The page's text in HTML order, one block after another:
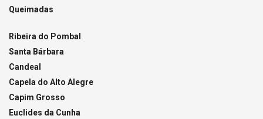
Queimadas
Ribeira do Pombal
Santa Bárbara
Candeal
Capela do Alto Alegre
Capim Grosso
Euclides da Cunha